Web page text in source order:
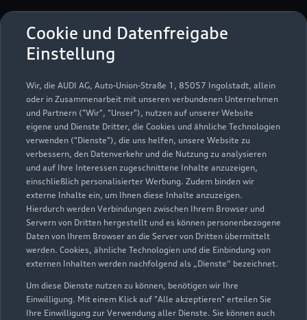
Cookie und Datenfreigabe
Einstellung
Wir, die AUDI AG, Auto-Union-Straße 1, 85057 Ingolstadt, allein
oder in Zusammenarbeit mit unseren verbundenen Unternehmen
und Partnern ("Wir", "Unser"), nutzen auf unserer Website
eigene und Dienste Dritter, die Cookies und ähnliche Technologien
verwenden ("Dienste"), die uns helfen, unsere Website zu
verbessern, den Datenverkehr und die Nutzung zu analysieren
und auf Ihre Interessen zugeschnittene Inhalte anzuzeigen,
einschließlich personalisierter Werbung. Zudem binden wir
externe Inhalte ein, um Ihnen diese Inhalte anzuzeigen.
Hierdurch werden Verbindungen zwischen Ihrem Browser und
Servern von Dritten hergestellt und es können personenbezogene
Daten von Ihrem Browser an die Server von Dritten übermittelt
werden. Cookies, ähnliche Technologien und die Einbindung von
externen Inhalten werden nachfolgend als „Dienste“ bezeichnet.
Um diese Dienste nutzen zu können, benötigen wir Ihre
Einwilligung. Mit einem Klick auf "Alle akzeptieren" erteilen Sie
Ihre Einwilligung zur Verwendung aller Dienste. Sie können auch
Öffnungszeiten
Geöffnet bis 17:00
Teile- und Zubehörverkauf
Geöffnet bis17:00